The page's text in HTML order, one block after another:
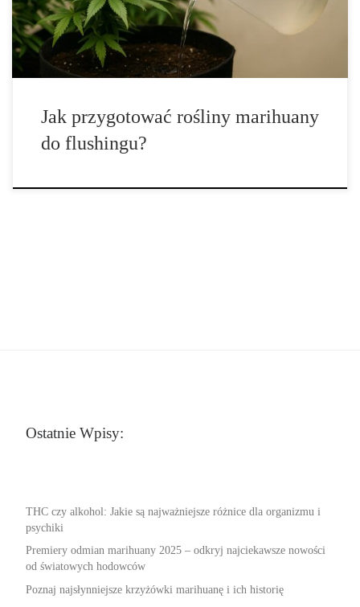
jeden z najbardziej zaawansowanych elementów uprawy, łączący
wiedzę […]
Jak przygotować rośliny marihuany
do flushingu?
Ostatnie Wpisy:
THC czy alkohol: Jakie są najważniejsze różnice dla organizmu i
psychiki
Premiery odmian marihuany 2025 – odkryj najciekawsze nowości
od światowych hodowców
Poznaj najsłynniejsze krzyżówki marihuanę i ich historię